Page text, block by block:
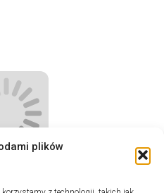
plików